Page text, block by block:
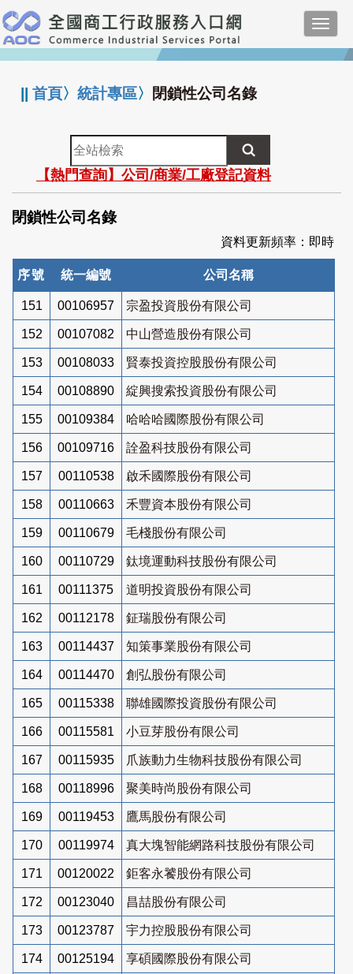
跳
到
主
要
:::
||首頁〉統計專區〉 閉鎖性公司名錄
全
站
檢
索
【熱門查詢】公司/商業/工廠登記資料
閉鎖性公司名錄
資料更新頻率：即時
序號 統一編號 公司名稱
151 00106957 宗盈投資股份有限公司
152 00107082 中山營造股份有限公司
153 00108033 賢泰投資控股股份有限公司
154 00108890 綻興搜索投資股份有限公司
155 00109384 哈哈哈國際股份有限公司
156 00109716 詮盈科技股份有限公司
157 00110538 啟禾國際股份有限公司
158 00110663 禾豐資本股份有限公司
159 00110679 毛棧股份有限公司
160 00110729 鈦境運動科技股份有限公司
161 00111375 道明投資股份有限公司
162 00112178 鉦瑞股份有限公司
163 00114437 知策事業股份有限公司
164 00114470 創弘股份有限公司
165 00115338 聯雄國際投資股份有限公司
166 00115581 小豆芽股份有限公司
167 00115935 爪族動力生物科技股份有限公司
168 00118996 聚美時尚股份有限公司
169 00119453 鷹馬股份有限公司
170 00119974 真大塊智能網路科技股份有限公司
171 00120022 鉅客永饕股份有限公司
172 00123040 昌喆股份有限公司
173 00123787 宇力控股股份有限公司
174 00125194 享碩國際股份有限公司